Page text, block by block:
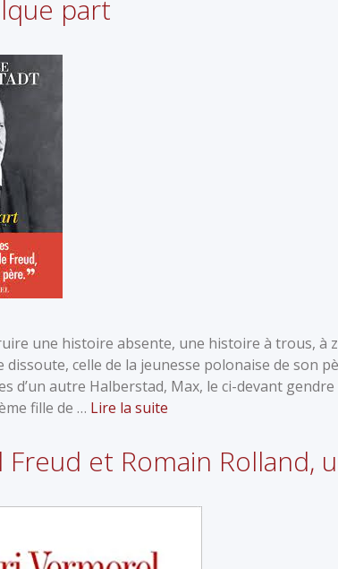
part
une histoire absente, une histoire à trous, à
dissoute, celle de la jeunesse polonaise de son
d’un autre Halberstad, Max, le ci-devant
fille de … Lire la suite
Freud et Romain Rolland,